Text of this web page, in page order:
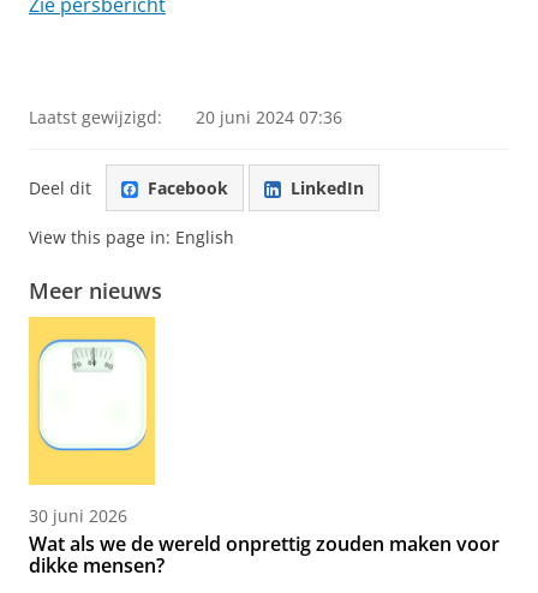
Laatst gewijzigd: 20 juni 2024 07:36
Deel dit Facebook LinkedIn
View this page in: English
Meer nieuws
30 juni 2026
Wat als we de wereld onprettig zouden maken voor
dikke mensen?